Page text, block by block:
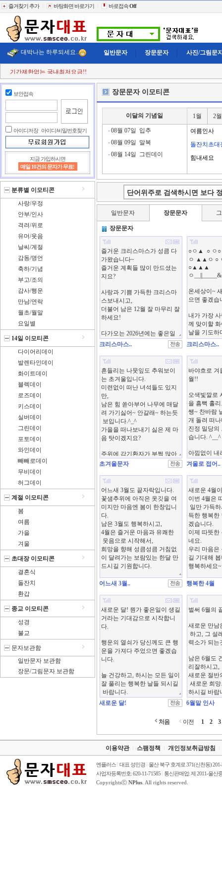
즐겨찾기 추가 바탕화면 바로가기 바로접속Off
대박나는 하루되세요.. 일반문자 장문문자 사진/그림문
기간제한없는 국내최저요금!!
첫 구매시+11% 추가적립!!
결젝금액의
충전금액의
희망단가신청! 타사이트보다 저렴하게..
빠르고 정확한 문자대표!!
전송실패건 100% 환불보상!!
보안접속
아이디저장 아이디/비밀번호찾기
지금 가입하시면
매일 10건의 문자가 무료!
분류별 이모티콘
사랑/우정
안부/인사
격려/위로
유머/웃음
날씨/계절
감동/명언
축하/기념
부고/조의
감사/행운
만남/연락
월초/월말
요일별
14일 이모티콘
다이어리데이
발렌타인데이
화이트데이
블렉데이
로즈데이
키스데이
실버데이
그린데이
포토데이
와인데이
빼빼로데이
무비데이
허그데이
계절 이모티콘
봄
여름
가을
겨울
초대장 이모티콘
결혼식
돌잔치
환갑
종교 이모티콘
성경
불교
문자보관함
일반문자 보관함
장문/그림문자 보관함
장문문자 이모티콘
이달의 기념일 1월 2월
08월 07일 입추
08월 09일 말복
08월 14일 그린데이
여름인사
돌잔치초대
힘내세요
일반문자 장문문자
장문문자
크리스마스.. 크리스마스..
초겨울문자 겨울로 접어..
어느새 3월.. 행복한 4월
새로운 달! 6월말 인사
처음 이전 1 2 3
이용약관 스팸정책 개인정보취급방침
엔플러스 대표 성민경
울산 북구 호계로 371(신천동)
사업자등록번호: 620-11-71585
통신판매업: 제 2011-울산
Copyrightsⓒ NPlus . All rights reserved.